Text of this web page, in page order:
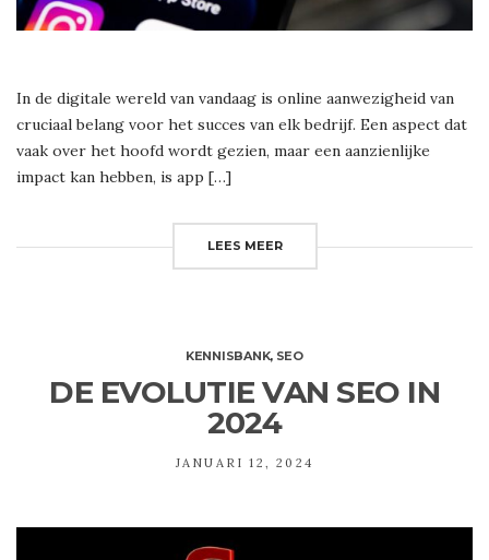
In de digitale wereld van vandaag is online aanwezigheid van
cruciaal belang voor het succes van elk bedrijf. Een aspect dat
vaak over het hoofd wordt gezien, maar een aanzienlijke
impact kan hebben, is app […]
LEES MEER
KENNISBANK, SEO
DE EVOLUTIE VAN SEO IN
2024
JANUARI 12, 2024